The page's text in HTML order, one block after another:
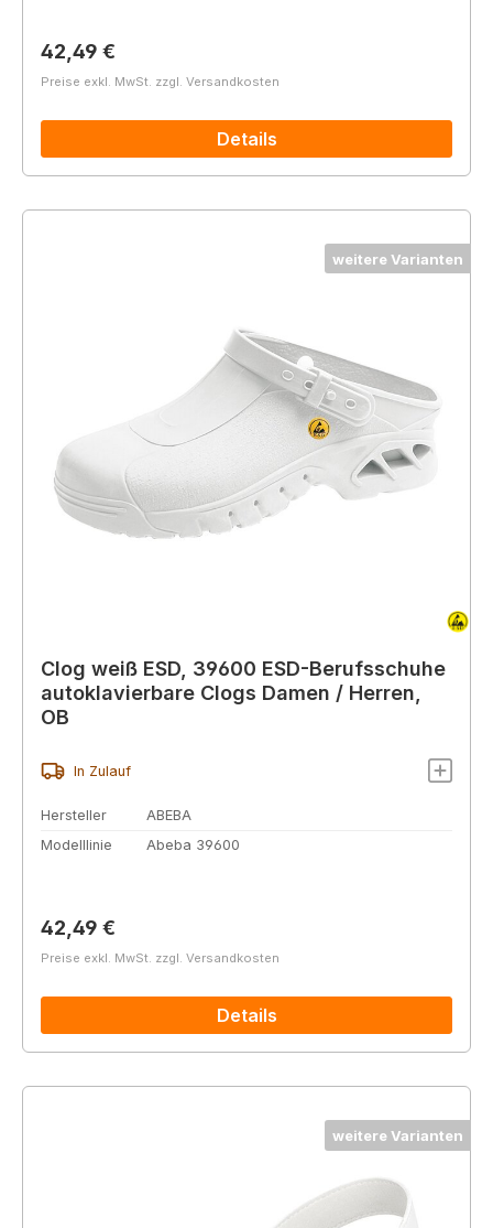
Regulärer Preis:
42,49 €
Preise exkl. MwSt. zzgl. Versandkosten
Details
weitere Varianten
Clog weiß ESD, 39600 ESD-Berufsschuhe
autoklavierbare Clogs Damen / Herren,
OB
In Zulauf
Hersteller
ABEBA
Modelllinie
Abeba 39600
Regulärer Preis:
42,49 €
Preise exkl. MwSt. zzgl. Versandkosten
Details
weitere Varianten